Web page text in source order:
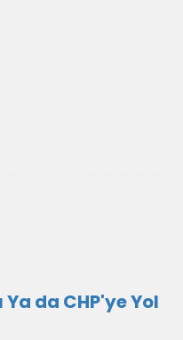
da CHP'ye Yol